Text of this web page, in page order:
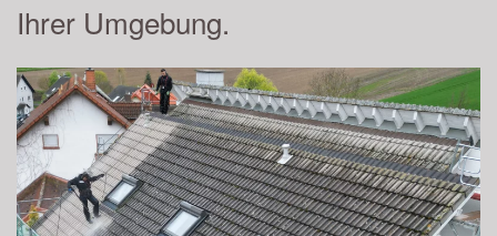
Ihrer Umgebung.